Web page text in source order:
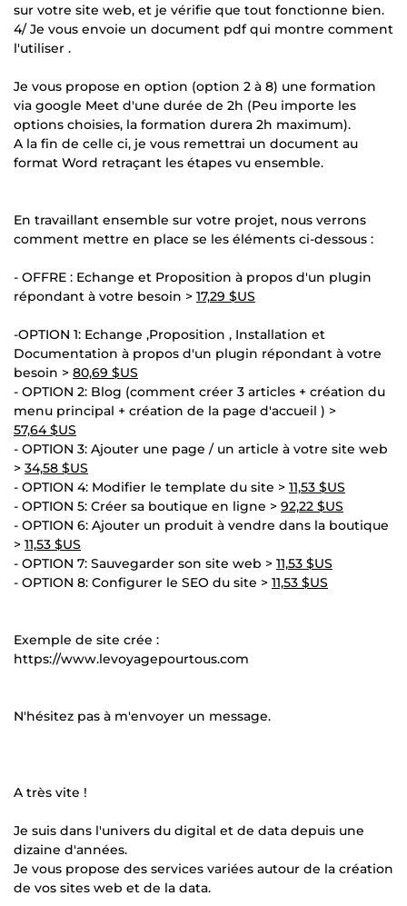
sur votre site web, et je vérifie que tout fonctionne bien.
4/ Je vous envoie un document pdf qui montre comment
l'utiliser .
Je vous propose en option (option 2 à 8) une formation
via google Meet d'une durée de 2h (Peu importe les
options choisies, la formation durera 2h maximum).
A la fin de celle ci, je vous remettrai un document au
format Word retraçant les étapes vu ensemble.
En travaillant ensemble sur votre projet, nous verrons
comment mettre en place se les éléments ci-dessous :
- OFFRE : Echange et Proposition à propos d'un plugin
répondant à votre besoin > 17,29 $US
-OPTION 1: Echange ,Proposition , Installation et
Documentation à propos d'un plugin répondant à votre
besoin > 80,69 $US
- OPTION 2: Blog (comment créer 3 articles + création du
menu principal + création de la page d'accueil ) >
57,64 $US
- OPTION 3: Ajouter une page / un article à votre site web
> 34,58 $US
- OPTION 4: Modifier le template du site > 11,53 $US
- OPTION 5: Créer sa boutique en ligne > 92,22 $US
- OPTION 6: Ajouter un produit à vendre dans la boutique
> 11,53 $US
- OPTION 7: Sauvegarder son site web > 11,53 $US
- OPTION 8: Configurer le SEO du site > 11,53 $US
Exemple de site crée :
https://www.levoyagepourtous.com
N'hésitez pas à m'envoyer un message.
A très vite !
Je suis dans l'univers du digital et de data depuis une
dizaine d'années.
Je vous propose des services variées autour de la création
de vos sites web et de la data.